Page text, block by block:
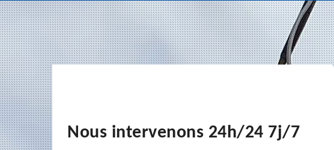
Nous intervenons 24h/24 7j/7